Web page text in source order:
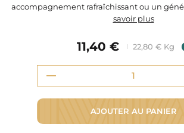
accompagnement rafraîchissant ou un
savoir plus
11,40 € 22,80 € Kg
AJOUTER AU PANIER